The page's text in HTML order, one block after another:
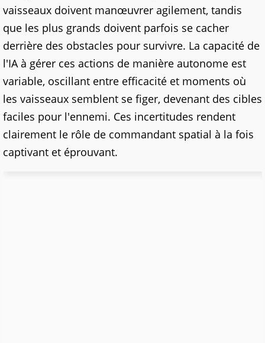
vaisseaux doivent manœuvrer agilement, tandis
que les plus grands doivent parfois se cacher
derrière des obstacles pour survivre. La capacité de
l'IA à gérer ces actions de manière autonome est
variable, oscillant entre efficacité et moments où
les vaisseaux semblent se figer, devenant des cibles
faciles pour l'ennemi. Ces incertitudes rendent
clairement le rôle de commandant spatial à la fois
captivant et éprouvant.